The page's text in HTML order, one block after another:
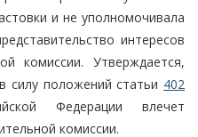
и не уполномочивала
интересов
комиссии. Утверждается,
силу положений статьи 402
Федерации влечет
комиссии.